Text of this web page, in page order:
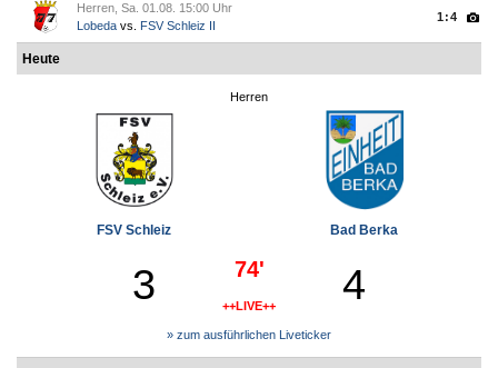
Herren, Sa. 01.08. 15:00 Uhr
Lobeda vs. FSV Schleiz II
1:4
Heute
Herren
FSV Schleiz Bad Berka
3 74'
++LIVE++ 4
» zum ausführlichen Liveticker